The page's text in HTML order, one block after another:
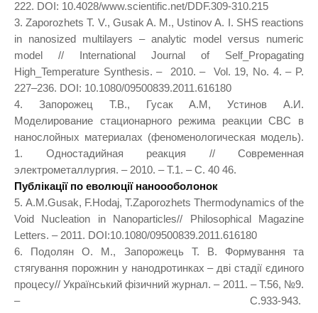
222. DOI: 10.4028/www.scientific.net/DDF.309-310.215
3. Zaporozhets T. V., Gusak A. M., Ustinov A. I. SHS reactions
in nanosized multilayers – analytic model versus numeric
model // International Journal of Self_Propagating
High_Temperature Synthesis. – 2010. – Vol. 19, No. 4. – P.
227–236. DOI: 10.1080/09500839.2011.616180
4. Запорожец Т.В., Гусак А.М, Устинов А.И.
Моделирование стационарного режима реакции СВС в
нанослойных материалах (феноменологическая модель).
1. Одностадийная реакция // Современная
электрометаллургия. – 2010. – Т.1. – С. 40 46.
Публікації по еволюції наноооболонок
5. A.M.Gusak, F.Hodaj, T.Zaporozhets Thermodynamics of the
Void Nucleation in Nanoparticles// Philosophical Magazine
Letters. – 2011. DOI:10.1080/09500839.2011.616180
6. Подолян О. М., Запорожець Т. В. Формування та
стягування порожнин у нанодротинках – дві стадії єдиного
процесу// Український фізичний журнал. – 2011. – Т.56, №9.
– C.933-943.